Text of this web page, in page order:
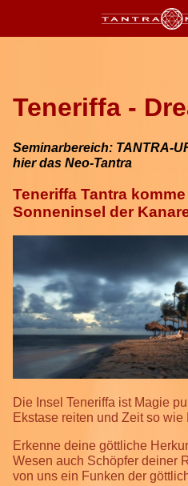
Teneriffa -
Seminarbereich: TANTRA-
hier das Neo-Tantra
Teneriffa Tantra
Sonneninsel der
Die Insel Teneriffa ist Magie
Ekstase reiten und Zeit so wie
Erkenne deine göttliche
Wesen auch Schöpfer deiner
von uns ein Funken der